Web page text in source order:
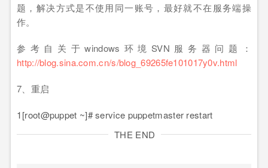
题，解决方式是不使用同一账号，最好就不在服务端操
作。
参考自关于windows环境SVN服务器问题：
http://blog.sina.com.cn/s/blog_69265fe101017y0v.html
7、重启
1[root@puppet ~]# service puppetmaster restart
THE END